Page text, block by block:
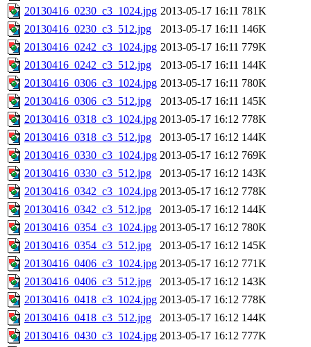
20130416_0230_c3_1024.jpg 2013-05-17 16:11 781K
20130416_0230_c3_512.jpg
2013-05-17 16:11 146K
20130416_0242_c3_1024.jpg 2013-05-17 16:11 779K
20130416_0242_c3_512.jpg
2013-05-17 16:11 144K
20130416_0306_c3_1024.jpg 2013-05-17 16:11 780K
20130416_0306_c3_512.jpg
2013-05-17 16:11 145K
20130416_0318_c3_1024.jpg 2013-05-17 16:12 778K
20130416_0318_c3_512.jpg
2013-05-17 16:12 144K
20130416_0330_c3_1024.jpg 2013-05-17 16:12 769K
20130416_0330_c3_512.jpg
2013-05-17 16:12 143K
20130416_0342_c3_1024.jpg 2013-05-17 16:12 778K
20130416_0342_c3_512.jpg
2013-05-17 16:12 144K
20130416_0354_c3_1024.jpg 2013-05-17 16:12 780K
20130416_0354_c3_512.jpg
2013-05-17 16:12 145K
20130416_0406_c3_1024.jpg 2013-05-17 16:12 771K
20130416_0406_c3_512.jpg
2013-05-17 16:12 143K
20130416_0418_c3_1024.jpg 2013-05-17 16:12 778K
20130416_0418_c3_512.jpg
2013-05-17 16:12 144K
20130416_0430_c3_1024.jpg 2013-05-17 16:12 777K